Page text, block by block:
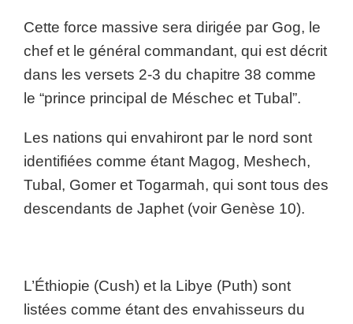
Cette force massive sera dirigée par Gog, le
chef et le général commandant, qui est décrit
dans les versets 2-3 du chapitre 38 comme
le “prince principal de Méschec et Tubal”.
Les nations qui envahiront par le nord sont
identifiées comme étant Magog, Meshech,
Tubal, Gomer et Togarmah, qui sont tous des
descendants de Japhet (voir Genèse 10).
L’Éthiopie (Cush) et la Libye (Puth) sont
listées comme étant des envahisseurs du